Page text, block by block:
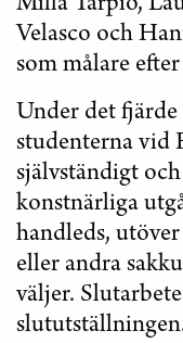
Milla Tarpio,
Velasco och
som målare
Under det
studenterna vid
självständigt
konstnärliga
handleds,
eller andra
väljer.